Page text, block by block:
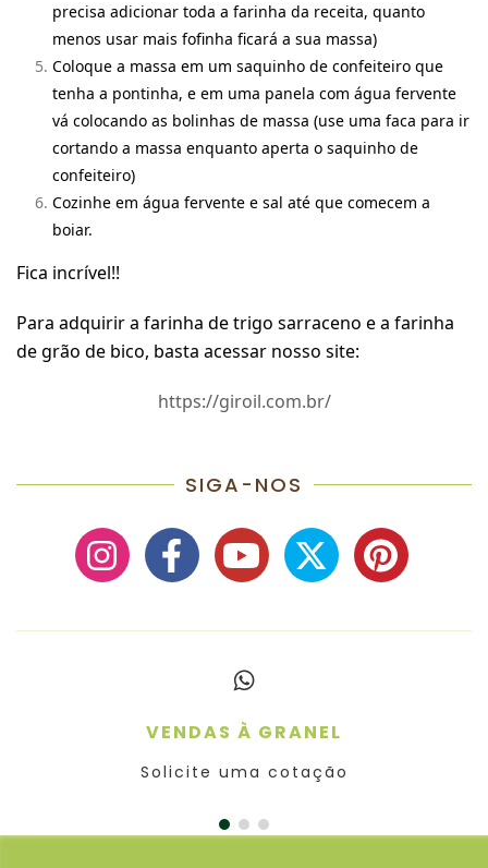
precisa adicionar toda a farinha da receita, quanto
menos usar mais fofinha ficará a sua massa)
Coloque a massa em um saquinho de confeiteiro que
tenha a pontinha, e em uma panela com água fervente
vá colocando as bolinhas de massa (use uma faca para ir
cortando a massa enquanto aperta o saquinho de
confeiteiro)
Cozinhe em água fervente e sal até que comecem a
boiar.
Fica incrível!!
Para adquirir a farinha de trigo sarraceno e a farinha
de grão de bico, basta acessar nosso site:
https://giroil.com.br/
SIGA-NOS
VENDAS À GRANEL
Solicite uma cotação